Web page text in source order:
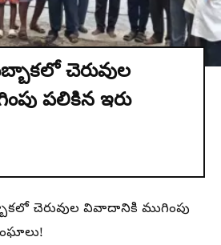
చెరువుల
పలికిన ఇరు
చెరువుల వివాదానికి ముగింపు